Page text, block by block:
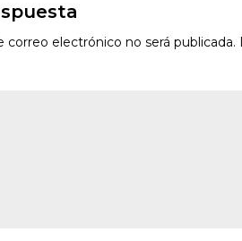
correo electrónico no será publicada.